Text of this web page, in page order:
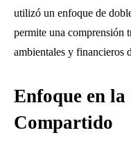
utilizó un enfoque de
permite una comprensión
ambientales y financieros
Enfoque en
Compartido